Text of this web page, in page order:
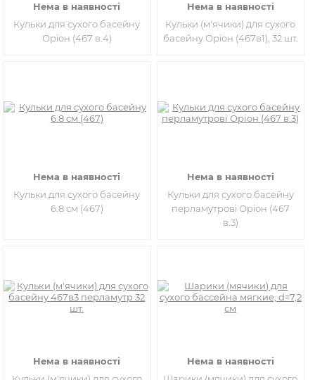
Нема в наявності
Кульки для сухого басейну
Оріон (467 в.4)
Нема в наявності
Кульки (м'ячики) для сухого
басейну Оріон (467в1), 32 шт.
Нема в наявності
Кульки для сухого басейну
6.8 см (467)
Нема в наявності
Кульки для сухого басейну
перламутрові Оріон (467
в.3)
Нема в наявності
Нема в наявності